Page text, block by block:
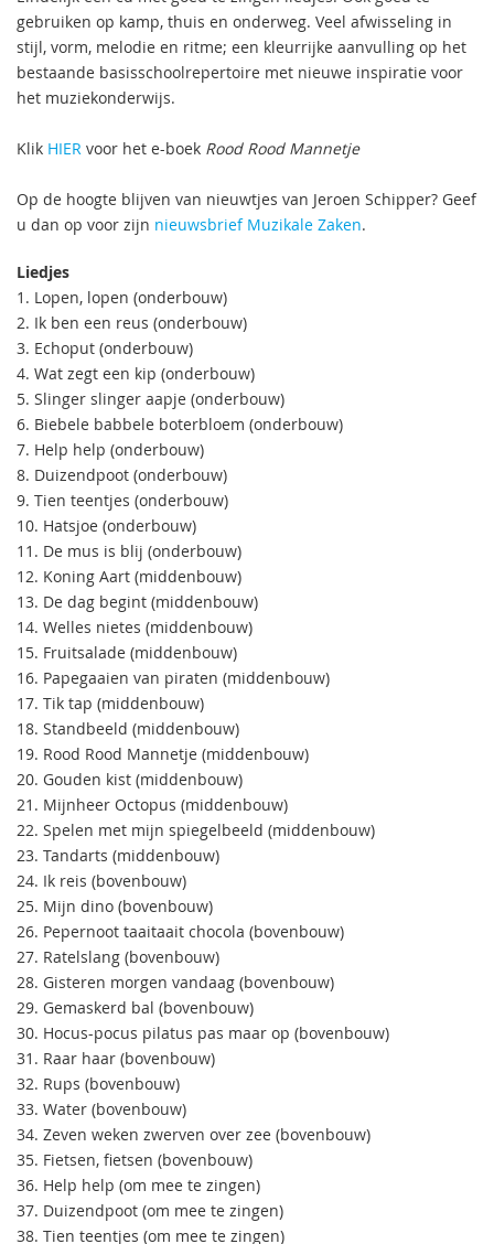
gebruiken op kamp, thuis en onderweg. Veel afwisseling in
stijl, vorm, melodie en ritme; een kleurrijke aanvulling op het
bestaande basisschoolrepertoire met nieuwe inspiratie voor
het muziekonderwijs.
Klik HIER voor het e-boek Rood Rood Mannetje
Op de hoogte blijven van nieuwtjes van Jeroen Schipper? Geef
u dan op voor zijn nieuwsbrief Muzikale Zaken.
Liedjes
1. Lopen, lopen (onderbouw)
2. Ik ben een reus (onderbouw)
3. Echoput (onderbouw)
4. Wat zegt een kip (onderbouw)
5. Slinger slinger aapje (onderbouw)
6. Biebele babbele boterbloem (onderbouw)
7. Help help (onderbouw)
8. Duizendpoot (onderbouw)
9. Tien teentjes (onderbouw)
10. Hatsjoe (onderbouw)
11. De mus is blij (onderbouw)
12. Koning Aart (middenbouw)
13. De dag begint (middenbouw)
14. Welles nietes (middenbouw)
15. Fruitsalade (middenbouw)
16. Papegaaien van piraten (middenbouw)
17. Tik tap (middenbouw)
18. Standbeeld (middenbouw)
19. Rood Rood Mannetje (middenbouw)
20. Gouden kist (middenbouw)
21. Mijnheer Octopus (middenbouw)
22. Spelen met mijn spiegelbeeld (middenbouw)
23. Tandarts (middenbouw)
24. Ik reis (bovenbouw)
25. Mijn dino (bovenbouw)
26. Pepernoot taaitaait chocola (bovenbouw)
27. Ratelslang (bovenbouw)
28. Gisteren morgen vandaag (bovenbouw)
29. Gemaskerd bal (bovenbouw)
30. Hocus-pocus pilatus pas maar op (bovenbouw)
31. Raar haar (bovenbouw)
32. Rups (bovenbouw)
33. Water (bovenbouw)
34. Zeven weken zwerven over zee (bovenbouw)
35. Fietsen, fietsen (bovenbouw)
36. Help help (om mee te zingen)
37. Duizendpoot (om mee te zingen)
38. Tien teentjes (om mee te zingen)